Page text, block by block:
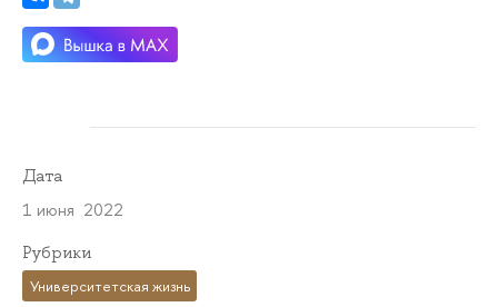
Дата
1 июня 2022
Рубрики
Университетская жизнь